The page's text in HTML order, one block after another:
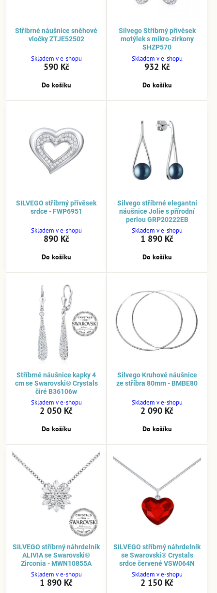
Stříbrné náušnice sněhové
vločky ZTJE52502
Skladem v e-shopu
590 Kč
Do košíku
Silvego Stříbrný přívěsek
motýlek s mikro-zirkony
SHZP570
Skladem v e-shopu
932 Kč
Do košíku
SILVEGO stříbrný přívěsek
srdce - FWP6951
Skladem v e-shopu
890 Kč
Do košíku
Silvego stříbrné elegantní
náušnice Jolie s přírodní
perlou GRP20222EB
Skladem v e-shopu
1 890 Kč
Do košíku
Stříbrné náušnice kapky 4
cm se Swarovski® Crystals
čiré B36106w
Skladem v e-shopu
2 050 Kč
Do košíku
Silvego Kruhové náušnice
ze stříbra 80mm - BMBE80
Skladem v e-shopu
2 090 Kč
Do košíku
SILVEGO stříbrný náhrdelník
ALIVIA se Swarovski®
Zirconia - MWN10855A
Skladem v e-shopu
1 890 Kč
SILVEGO stříbrný náhrdelník
se Swarovski® Crystals
srdce červené VSW064N
Skladem v e-shopu
2 150 Kč